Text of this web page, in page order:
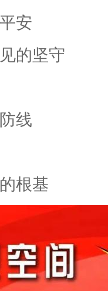
安
的坚守
线
根基